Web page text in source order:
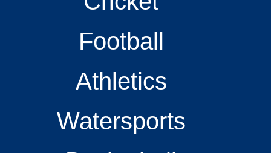
Football
Athletics
Watersports